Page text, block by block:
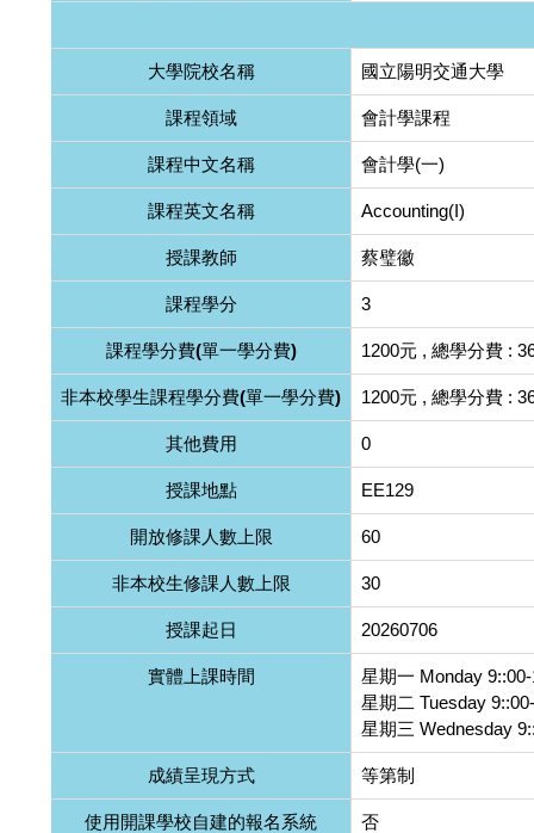
大學院校名稱 國立陽明交通大學
課程領域 會計學課程
課程中文名稱 會計學(一)
課程英文名稱 Accounting(I)
授課教師 蔡璧徽
課程學分 3
課程學分費(單一學分費) 1200元 , 總學分費 :
非本校學生課程學分費(單一學分費) 1200元 , 總學分費 :
其他費用 0
授課地點 EE129
開放修課人數上限 60
非本校生修課人數上限 30
授課起日 20260706
實體上課時間
星期一 Monday
星期二 Tuesday
星期三 Wednesday
成績呈現方式 等第制
使用開課學校自建的報名系統 否